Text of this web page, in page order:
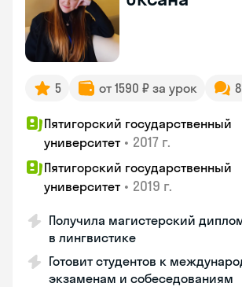
5 от 1590 ₽ за урок
Пятигорский государственный
университет • 2017 г.
Пятигорский государственный
университет • 2019 г.
Получила магистерский
в лингвистике
Готовит студентов к
экзаменам и собеседованиям